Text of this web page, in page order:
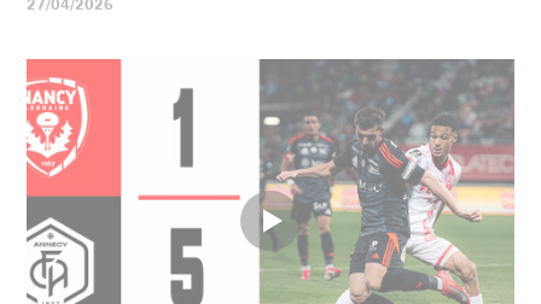
27/04/2026